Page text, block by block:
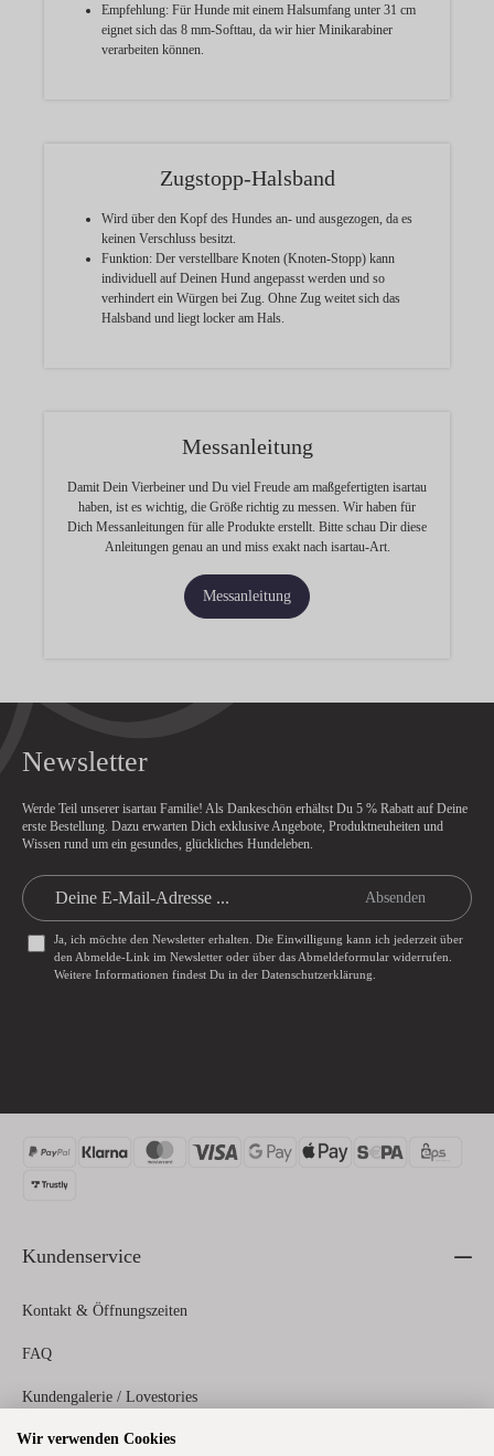
Empfehlung: Für Hunde mit einem Halsumfang unter 31 cm
eignet sich das 8 mm-Softtau, da wir hier Minikarabiner
verarbeiten können.
Zugstopp-Halsband
Wird über den Kopf des Hundes an- und ausgezogen, da es
keinen Verschluss besitzt.
Funktion: Der verstellbare Knoten (Knoten-Stopp) kann
individuell auf Deinen Hund angepasst werden und so
verhindert ein Würgen bei Zug. Ohne Zug weitet sich das
Halsband und liegt locker am Hals.
Messanleitung
Damit Dein Vierbeiner und Du viel Freude am maßgefertigten isartau
haben, ist es wichtig, die Größe richtig zu messen. Wir haben für
Dich Messanleitungen für alle Produkte erstellt. Bitte schau Dir diese
Anleitungen genau an und miss exakt nach isartau-Art.
Messanleitung
Newsletter
Werde Teil unserer isartau Familie! Als Dankeschön erhältst Du 5 % Rabatt auf Deine
erste Bestellung. Dazu erwarten Dich exklusive Angebote, Produktneuheiten und
Wissen rund um ein gesundes, glückliches Hundeleben.
Absenden
Ja, ich möchte den Newsletter erhalten. Die Einwilligung kann ich jederzeit über
den Abmelde-Link im Newsletter oder über das Abmeldeformularwiderrufen.
Weitere Informationen findest Du in der Datenschutzerklärung
Kundenservice
Kontakt & Öffnungszeiten
FAQ
Kundengalerie / Lovestories
Zahlungs- und Versandinformationen
Wir verwenden Cookies